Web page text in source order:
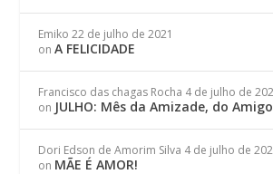
Emiko 22 de julho de 2021
onA FELICIDADE
Francisco das chagas Rocha 4 de julho de
on JULHO: Mês da Amizade, do Amigo
Dori Edson de Amorim Silva 4 de julho de
on MÃE É AMOR!